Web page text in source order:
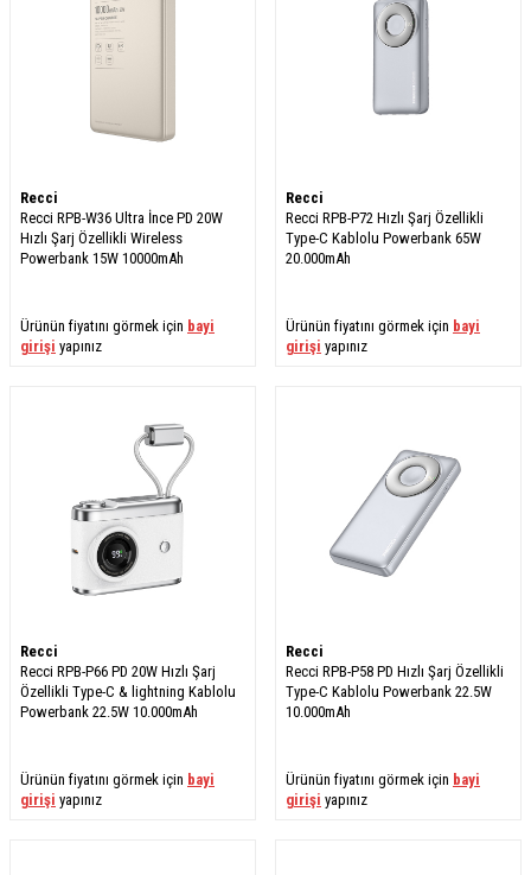
Recci
Recci RPB-W36 Ultra İnce PD 20W
Hızlı Şarj Özellikli Wireless
Powerbank 15W 10000mAh
Ürünün fiyatını görmek için bayi
girişi yapınız
Recci
Recci RPB-P72 Hızlı Şarj Özellikli
Type-C Kablolu Powerbank 65W
20.000mAh
Ürünün fiyatını görmek için bayi
girişi yapınız
Recci
Recci RPB-P66 PD 20W Hızlı Şarj
Özellikli Type-C & lightning Kablolu
Powerbank 22.5W 10.000mAh
Ürünün fiyatını görmek için bayi
girişi yapınız
Recci
Recci RPB-P58 PD Hızlı Şarj Özellikli
Type-C Kablolu Powerbank 22.5W
10.000mAh
Ürünün fiyatını görmek için bayi
girişi yapınız